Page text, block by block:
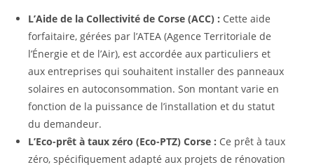
L’Aide de la Collectivité de Corse (ACC) : Cette aide
forfaitaire, gérées par l’ATEA (Agence Territoriale de
l’Énergie et de l’Air), est accordée aux particuliers et
aux entreprises qui souhaitent installer des panneaux
solaires en autoconsommation. Son montant varie en
fonction de la puissance de l’installation et du statut
du demandeur.
L’Eco-prêt à taux zéro (Eco-PTZ) Corse : Ce prêt à taux
zéro, spécifiquement adapté aux projets de rénovation